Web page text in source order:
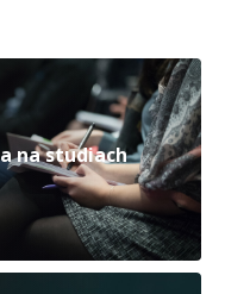
na studiach